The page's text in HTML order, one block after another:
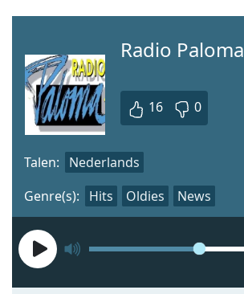
Radio Paloma
16 0
Genre(s): Hits Oldies News
Talen: Nederlands